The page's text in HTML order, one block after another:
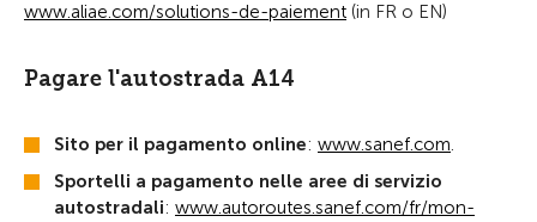
www.aliae.com/solutions-de-paiement (in FR o EN)
Pagare l'autostrada A14
Sito per il pagamento online: www.sanef.com.
Sportelli a pagamento nelle aree di servizio
autostradali: www.autoroutes.sanef.com/fr/mon-